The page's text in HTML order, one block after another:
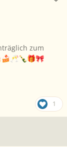
zum
🍰 🥂🍾🎁🎀
1